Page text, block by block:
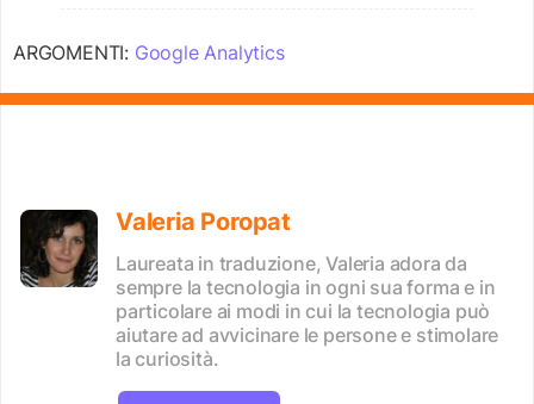
ARGOMENTI: Google Analytics
Valeria Poropat
Laureata in traduzione, Valeria adora da
sempre la tecnologia in ogni sua forma e in
particolare ai modi in cui la tecnologia può
aiutare ad avvicinare le persone e stimolare
la curiosità.